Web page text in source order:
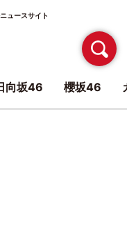
ュースサイト
向坂46 櫻坂46